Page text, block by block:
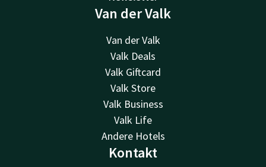
Van der Valk
Van der Valk
Valk Deals
Valk Giftcard
Valk Store
Valk Business
Valk Life
Andere Hotels
Kontakt